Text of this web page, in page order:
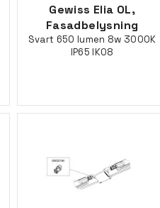
Gewiss Elia OL,
Fasadbelysning
Svart 650 lumen 8w 3000K
IP65 IK08